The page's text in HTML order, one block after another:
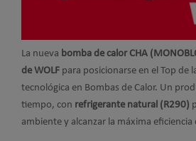
La nueva bomba de calor CHA
de WOLF para posicionarse en el Top de
tecnológica en Bombas de Calor. Un
tiempo, con refrigerante natural (R290)
ambiente y alcanzar la máxima eficiencia